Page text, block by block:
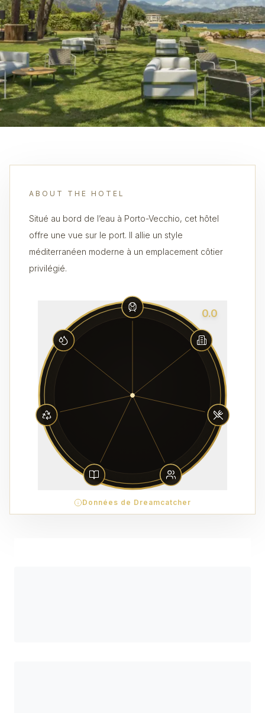
ABOUT THE HOTEL
Situé au bord de l’eau à Porto-Vecchio, cet hôtel
offre une vue sur le port. Il allie un style
méditerranéen moderne à un emplacement côtier
privilégié.
0.0
Données de Dreamcatcher